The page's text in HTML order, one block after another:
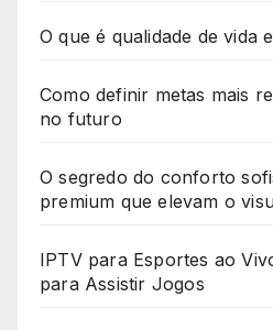
O que é qualidade de vida
Como definir metas mais
no futuro
O segredo do conforto
premium que elevam o
IPTV para Esportes ao
para Assistir Jogos